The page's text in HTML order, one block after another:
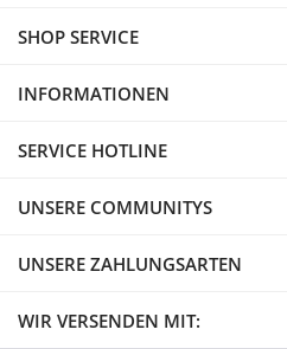
SHOP SERVICE
INFORMATIONEN
SERVICE HOTLINE
UNSERE COMMUNITYS
UNSERE ZAHLUNGSARTEN
WIR VERSENDEN MIT: